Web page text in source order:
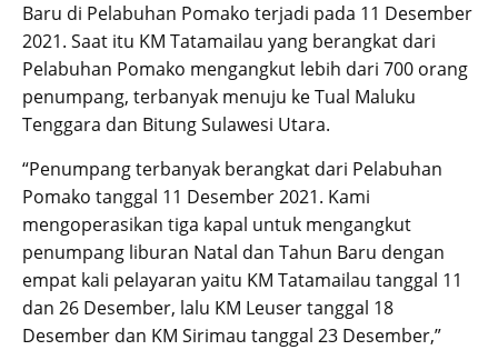
Baru di Pelabuhan Pomako terjadi pada 11 Desember
2021. Saat itu KM Tatamailau yang berangkat dari
Pelabuhan Pomako mengangkut lebih dari 700 orang
penumpang, terbanyak menuju ke Tual Maluku
Tenggara dan Bitung Sulawesi Utara.
“Penumpang terbanyak berangkat dari Pelabuhan
Pomako tanggal 11 Desember 2021. Kami
mengoperasikan tiga kapal untuk mengangkut
penumpang liburan Natal dan Tahun Baru dengan
empat kali pelayaran yaitu KM Tatamailau tanggal 11
dan 26 Desember, lalu KM Leuser tanggal 18
Desember dan KM Sirimau tanggal 23 Desember,”